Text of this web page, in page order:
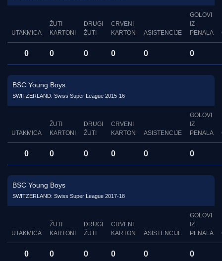
UTAKMICA
ŽUTI
KARTONI
DRUGI
ŽUTI
CRVENI
KARTON
ASISTENCIJE
GOLOVI
IZ
PENALA
0 0 0 0 0 0
BSC Young Boys
SWITZERLAND: Swiss Super League 2015-16
UTAKMICA
ŽUTI
KARTONI
DRUGI
ŽUTI
CRVENI
KARTON
ASISTENCIJE
GOLOVI
IZ
PENALA
0 0 0 0 0 0
BSC Young Boys
SWITZERLAND: Swiss Super League 2017-18
UTAKMICA
ŽUTI
KARTONI
DRUGI
ŽUTI
CRVENI
KARTON
ASISTENCIJE
GOLOVI
IZ
PENALA
0 0 0 0 0 0